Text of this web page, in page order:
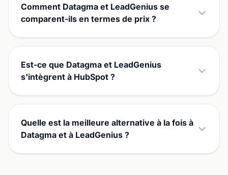
Comment Datagma et LeadGenius se
comparent-ils en termes de prix ?
Est-ce que Datagma et LeadGenius
s'intègrent à HubSpot ?
Quelle est la meilleure alternative à la fois à
Datagma et à LeadGenius ?